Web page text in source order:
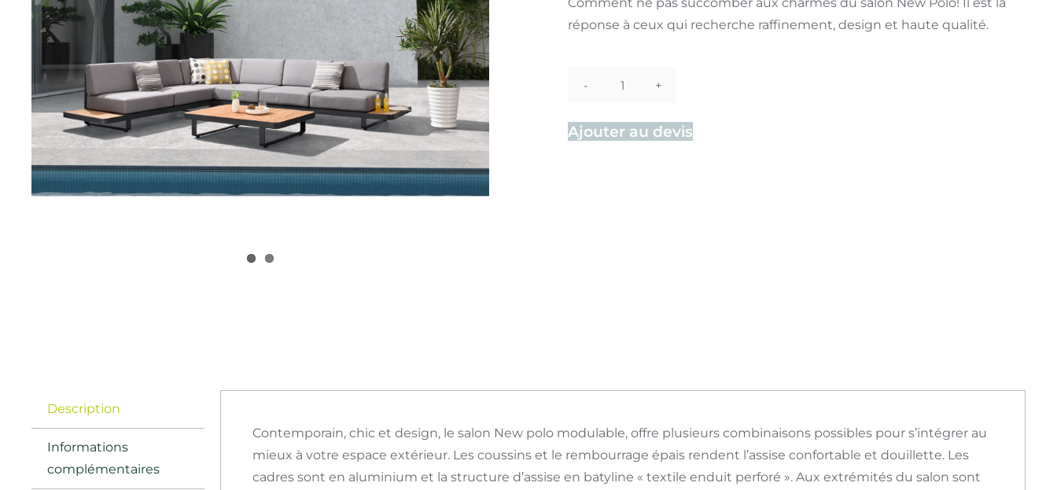
réponse à ceux qui recherche raffinement, design et haute qualité.
quantité
Salon
Ajouter au devis
Description
Informations
complémentaires
Contemporain, chic et design, le salon New polo modulable, offre plusieurs combinaisons possibles pour s’intégrer au
mieux à votre espace extérieur. Les coussins et le rembourrage épais rendent l’assise confortable et douillette. Les
cadres sont en aluminium et la structure d’assise en batyline « textile enduit perforé ». Aux extrémités du salon sont